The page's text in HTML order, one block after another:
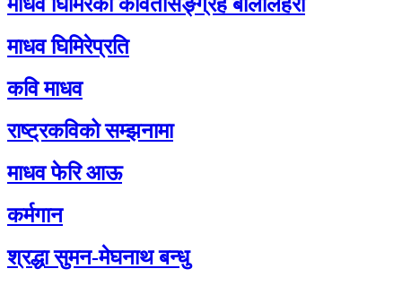
माधव घिमिरेको कवितासङ्ग्रह बालालहरी
माधव घिमिरेप्रति
कवि माधव
राष्ट्रकविको सम्झनामा
माधव फेरि आऊ
कर्मगान
श्रद्धा सुमन-मेघनाथ बन्धु